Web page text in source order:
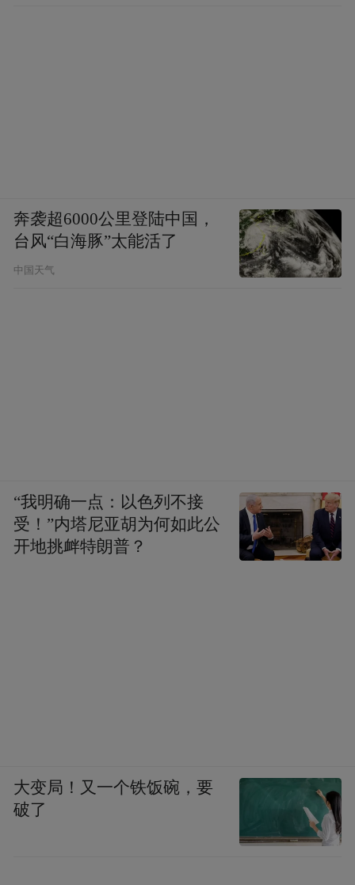
奔袭超6000公里登陆中国，
台风“白海豚”太能活了
中国天气
“我明确一点：以色列不接
受！”内塔尼亚胡为何如此公
开地挑衅特朗普？
大变局！又一个铁饭碗，要
破了